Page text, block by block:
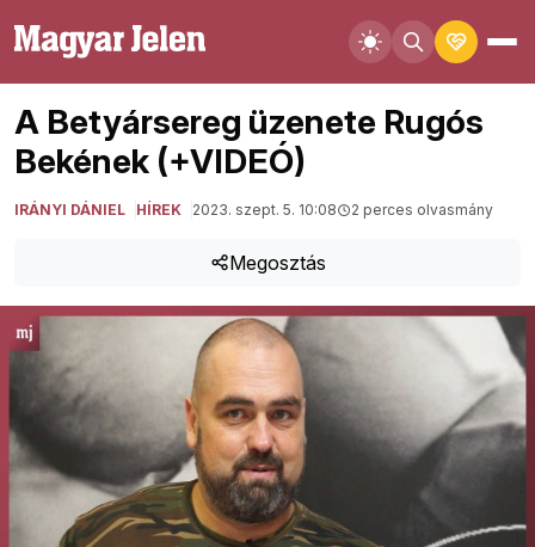
A Betyársereg üzenete Rugós
Bekének (+VIDEÓ)
IRÁNYI DÁNIEL HÍREK 2023. szept. 5. 10:08 2 perces olvasmány
Megosztás